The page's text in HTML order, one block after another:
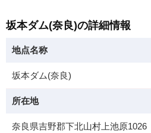
坂本ダム(奈良)の詳細情報
地点名称
坂本ダム(奈良)
所在地
奈良県吉野郡下北山村上池原1026